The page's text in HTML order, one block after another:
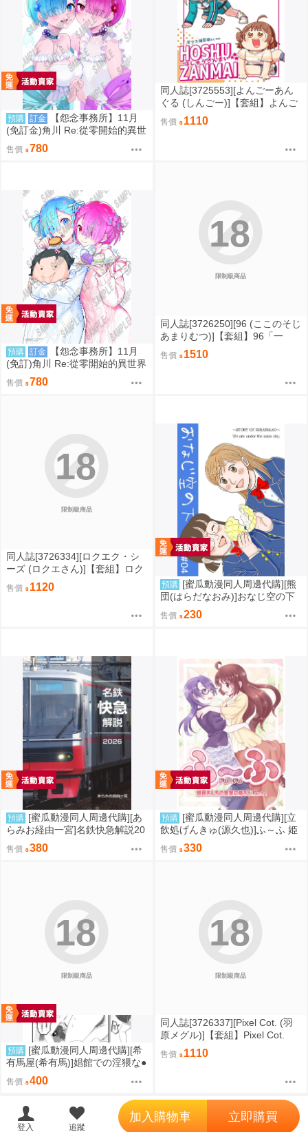
預購 訂金
【怨念事務所】11月
(免訂金)角川 Re:從零開始的異世
界生活 C108 B2掛軸 水瀬レイ
原畫 拉姆&雷姆 0822
售價 780
同人誌[3725553][よんごーあん
ぐる (しんごー)]【套組】よんご
ーあんぐる「学マス本」セット
(學園偶像大師)
售價 1110
預購 訂金
【怨念事務所】11月
(免訂)角川 Re:從零開始的異世界
生活 C108 B2掛軸 花鶏ハルノ
原畫 拉姆&雷姆 0822
售價 780
限制級商品
18
同人誌[3726250][96 (ここのそじ
あまりむつ)]【套組】96「一
夜 HITOYO CHAN NO H NA H
ON」セット (綜合)
售價 1510
限制級商品
18
同人誌[3726334][ロクエク・シ
ーズ (ロクエさん)]【套組】ロク
エク・シーズ「ブルアカ本」セ
ット (蔚藍檔案)
售價 1120 預購 [蜜瓜動漫同人周邊代購][熊
団(はらだなおみ)]おなじ空の下
#04(同人誌)
售價 230
預購 [蜜瓜動漫同人周邊代購][あ
らみお経由一宮]名鉄快急解説20
26(同人誌)
售價 380
預購 [蜜瓜動漫同人周邊代購][立
飲処げんきゅ(源久也)]ふ～ふ 姫
藤さんちの実家に帰ろう!act.1
(同人誌)
售價 330
限制級商品
18
預購 [蜜瓜動漫同人周邊代購][希
有馬屋(希有馬)]娼館での淫猥な●
●をめちゃくちゃ詳細に語ってし
まう魔女さん(鋼彈Gundam GQu
售價 400
限制級商品
18
同人誌[3726337][Pixel Cot. (羽
原メグル)]【套組】Pixel Cot.
「ブルアカ本」セット (蔚藍檔
案)
售價 1110
登入 追蹤
加入購物車 立即購買